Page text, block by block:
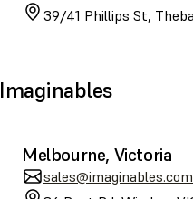
39/41 Phillips St,
Imaginables
Melbourne, Victoria